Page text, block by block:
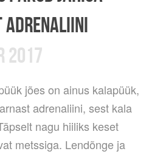
ADRENALIINI
2017
jões on ainus kalapüük,
adrenaliini, sest kala
nagu hiiliks keset
metssiga. Lendõnge ja